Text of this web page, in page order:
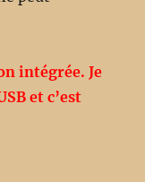
intégrée. Je
et c’est